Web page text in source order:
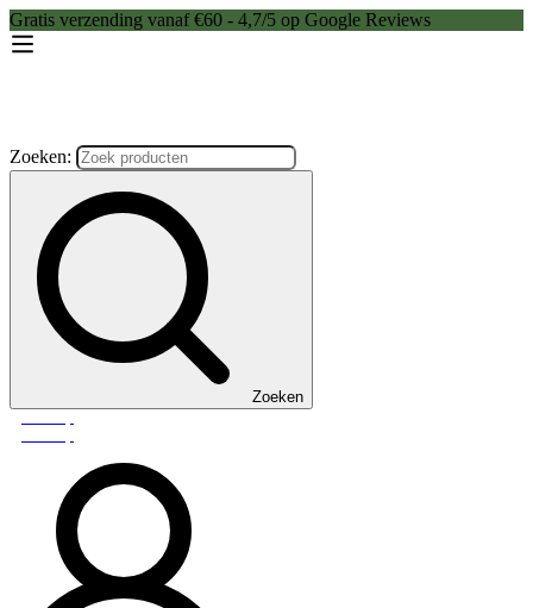
Gratis verzending vanaf €60 - 4,7/5 op Google Reviews
Zoeken:
Zoeken